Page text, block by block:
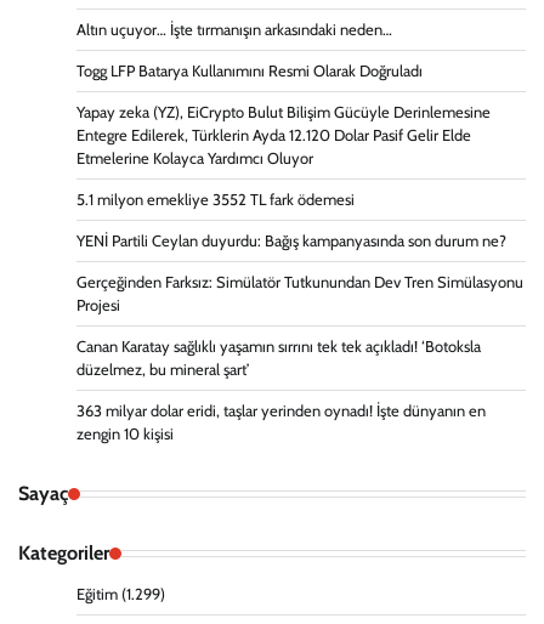
Altın uçuyor… İşte tırmanışın arkasındaki neden…
Togg LFP Batarya Kullanımını Resmi Olarak Doğruladı
Yapay zeka (YZ), EiCrypto Bulut Bilişim Gücüyle Derinlemesine
Entegre Edilerek, Türklerin Ayda 12.120 Dolar Pasif Gelir Elde
Etmelerine Kolayca Yardımcı Oluyor
5.1 milyon emekliye 3552 TL fark ödemesi
YENİ Partili Ceylan duyurdu: Bağış kampanyasında son durum ne?
Gerçeğinden Farksız: Simülatör Tutkunundan Dev Tren Simülasyonu
Projesi
Canan Karatay sağlıklı yaşamın sırrını tek tek açıkladı! ‘Botoksla
düzelmez, bu mineral şart’
363 milyar dolar eridi, taşlar yerinden oynadı! İşte dünyanın en
zengin 10 kişisi
Sayaç
Kategoriler
Eğitim (1.299)